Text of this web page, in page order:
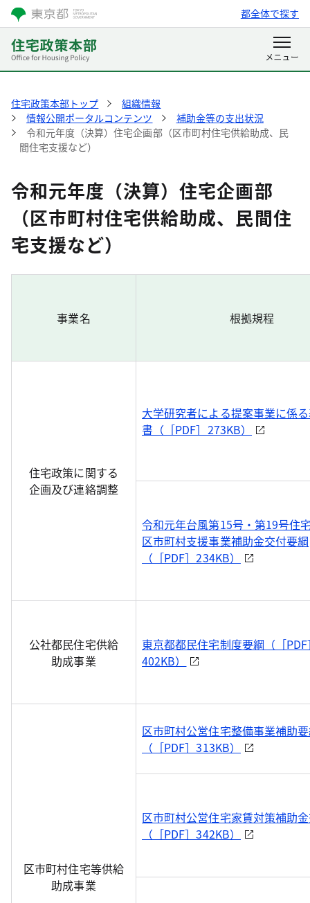
都全体で探す
住宅政策本部トップ
組織情報
情報公開ポータルコンテンツ
補助金等の支出状況
令和元年度（決算）住宅企画部（区市町村住宅供給助成、民
間住宅支援など）
令和元年度（決算）住宅企画部
（区市町村住宅供給助成、民間住
宅支援など）
事業名 根拠規程
住宅政策に関する
企画及び連絡調整
大学研究者による提案事業に係
書（［PDF］273KB）
令和元年台風第15号・第19号住
区市町村支援事業補助金交付要綱
（［PDF］234KB）
公社都民住宅供給
助成事業
東京都都民住宅制度要綱（［
402KB）
区市町村住宅等供給
助成事業
区市町村公営住宅整備事業補助
（［PDF］313KB）
区市町村公営住宅家賃対策補助
（［PDF］342KB）